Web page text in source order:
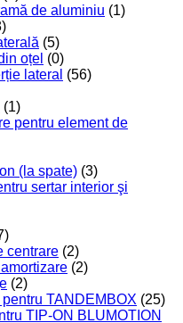
de aluminiu (1)
(5)
oțel (0)
lateral (56)
(1)
pentru element de
(la spate) (3)
sertar interior şi
centrare (2)
(2)
(2)
TANDEMBOX (25)
TIP-ON BLUMOTION